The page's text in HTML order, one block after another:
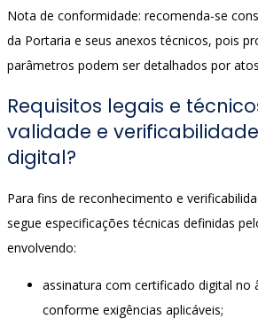
Nota de conformidade: recomenda-se
da Portaria e seus anexos técnicos, pois
parâmetros podem ser detalhados por
Requisitos legais e
validade e
digital?
Para fins de reconhecimento e
segue especificações técnicas definidas
envolvendo:
assinatura com certificado digital no
conforme exigências aplicáveis;